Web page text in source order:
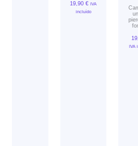
19,90 € IVA
incluído
IVA